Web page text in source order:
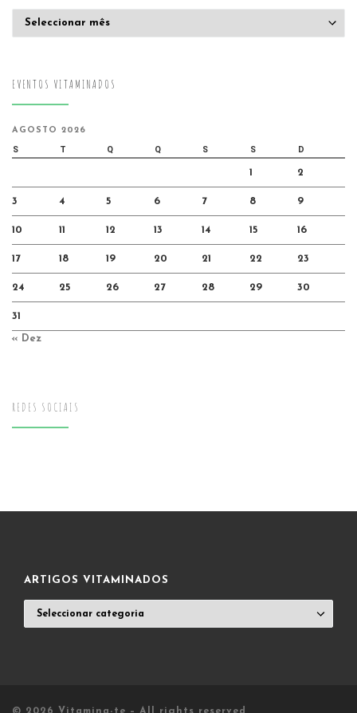
EVENTOS VITAMINADOS
AGOSTO 2026
S T Q Q S S D
1 2
3 4 5 6 7 8 9
10 11 12 13 14 15 16
17 18 19 20 21 22 23
24 25 26 27 28 29 30
31
« Dez
REDES SOCIAIS
ARTIGOS VITAMINADOS
VITAMINADOS